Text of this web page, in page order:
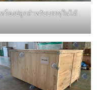
ครื่องปลูกสำหรับบรรจุในไม้